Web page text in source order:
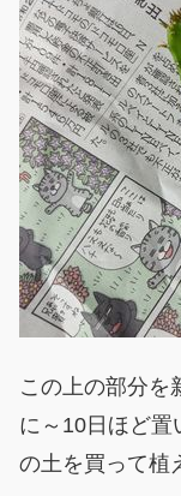
この上の部分を
に～10日ほど置
の土を買って植